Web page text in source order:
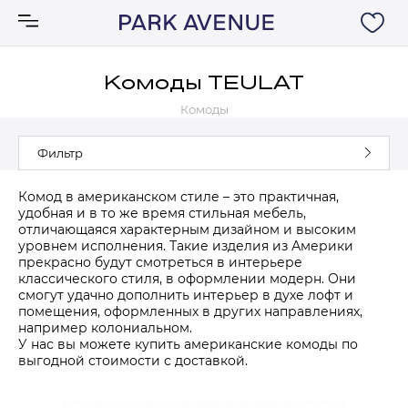
Ковры
Мебель
Свет
Акции
Бренды
Комоды TEULAT
Комоды
Фильтр
Комод в американском стиле – это практичная,
удобная и в то же время стильная мебель,
отличающаяся характерным дизайном и высоким
уровнем исполнения. Такие изделия из Америки
прекрасно будут смотреться в интерьере
классического стиля, в оформлении модерн. Они
смогут удачно дополнить интерьер в духе лофт и
помещения, оформленных в других направлениях,
например колониальном.
У нас вы можете купить американские комоды по
выгодной стоимости с доставкой.